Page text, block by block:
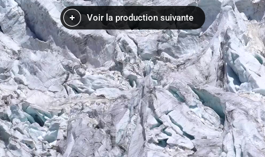
Voir la production suivante